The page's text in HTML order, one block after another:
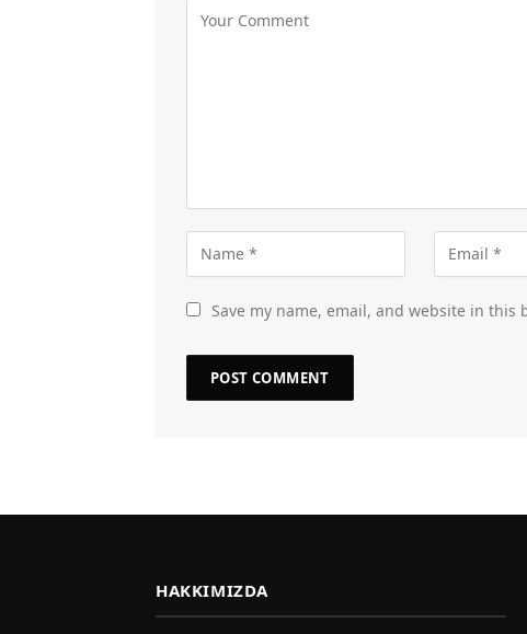
Save my name, email, and website in
HAKKIMIZDA